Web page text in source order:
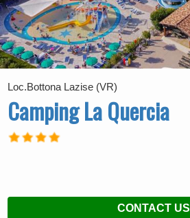
Loc.Bottona Lazise (VR)
Camping La Quercia
CONTACT US